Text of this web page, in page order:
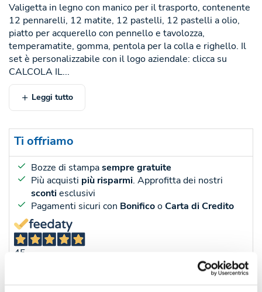
Valigetta in legno con manico per il trasporto, contenente
12 pennarelli, 12 matite, 12 pastelli, 12 pastelli a olio,
piatto per acquerello con pennello e tavolozza,
temperamatite, gomma, pentola per la colla e righello. Il
set è personalizzabile con il logo aziendale: clicca su
CALCOLA IL...
Leggi tutto
Ti offriamo
Bozze di stampasempre gratuite
Più acquisti più risparmi. Approfitta dei nostri
scontiesclusivi
Pagamenti sicuri con BonificooCarta di Credito
45